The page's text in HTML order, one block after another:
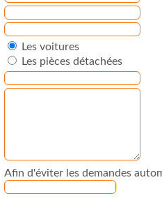
Les voitures
Les pièces détachées
Afin d'éviter les demandes